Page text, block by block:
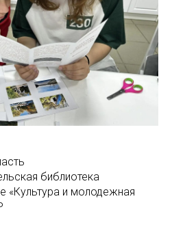
библиотека
«Культура и молодежная